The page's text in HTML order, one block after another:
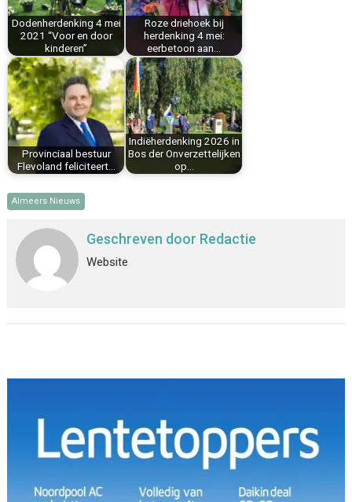
k
s
t
n
p
Dodenherdenking 4 mei
2021 “Voor en door
kinderen”
Roze driehoek bij
herdenking 4 mei:
eerbetoon aan…
Provinciaal bestuur
Flevoland feliciteert…
Indiëherdenking 2026 in
Bos der Onverzettelijken
op…
Almeers Nieuws
Geschreven door Redactie
Website